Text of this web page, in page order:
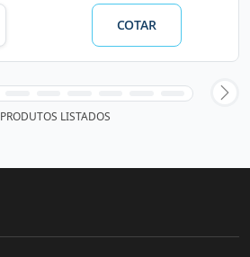
COTAR
PRODUTOS LISTADOS